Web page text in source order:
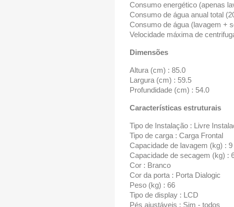
Consumo energético (apenas
Consumo de água anual total
Consumo de água (lavagem +
Velocidade máxima de
Dimensões
Altura (cm) : 85.0
Largura (cm) : 59.5
Profundidade (cm) : 54.0
Características estruturais
Tipo de Instalação : Livre
Tipo de carga : Carga Frontal
Capacidade de lavagem (kg) : 9
Capacidade de secagem (kg) :
Cor : Branco
Cor da porta : Porta Dialogic
Peso (kg) : 66
Tipo de display : LCD
Pés ajustáveis : Sim - todos